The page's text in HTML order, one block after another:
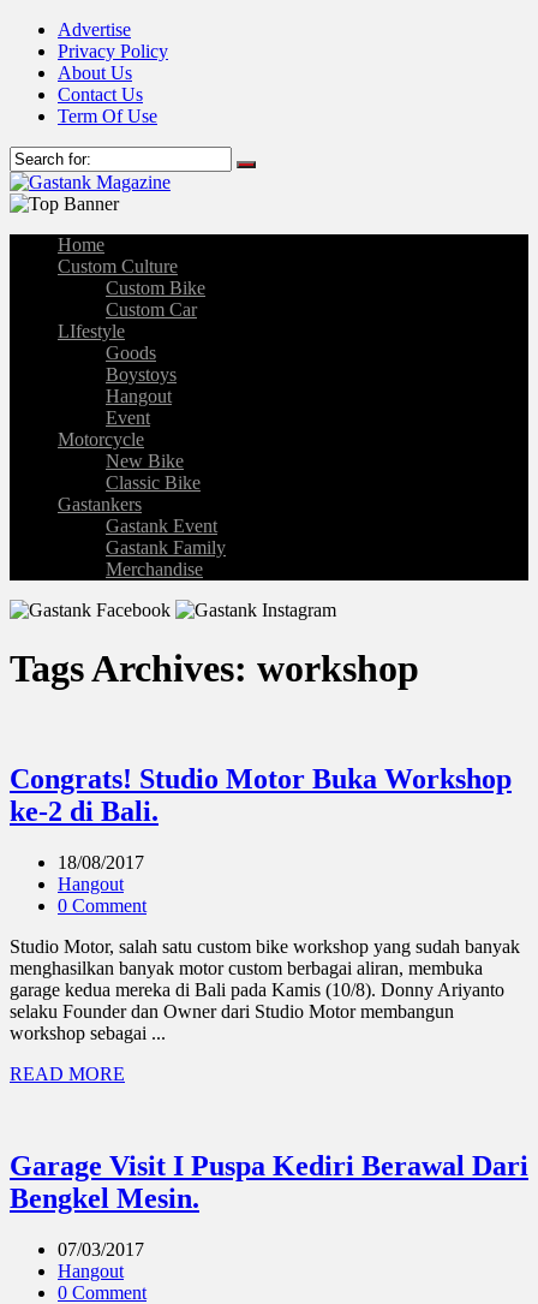
Advertise
Privacy Policy
About Us
Contact Us
Term Of Use
Home
Custom Culture
Custom Bike
Custom Car
LIfestyle
Goods
Boystoys
Hangout
Event
Motorcycle
New Bike
Classic Bike
Gastankers
Gastank Event
Gastank Family
Merchandise
Tags Archives: workshop
Congrats! Studio Motor Buka Workshop
ke-2 di Bali.
18/08/2017
Hangout
0 Comment
Studio Motor, salah satu custom bike workshop yang sudah banyak
menghasilkan banyak motor custom berbagai aliran, membuka
garage kedua mereka di Bali pada Kamis (10/8). Donny Ariyanto
selaku Founder dan Owner dari Studio Motor membangun
workshop sebagai ...
READ MORE
Garage Visit I Puspa Kediri Berawal Dari
Bengkel Mesin.
07/03/2017
Hangout
0 Comment